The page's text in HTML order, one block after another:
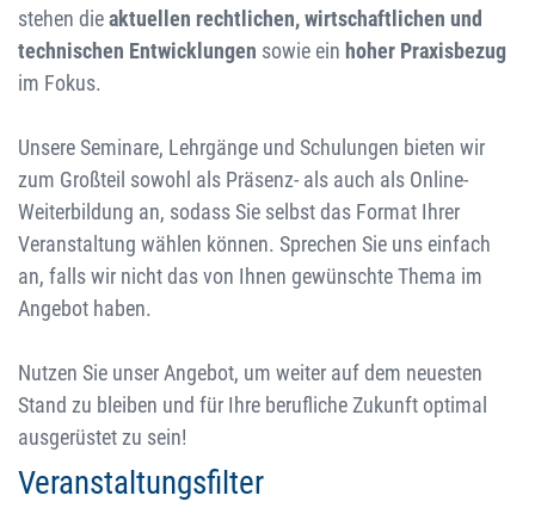
stehen dieaktuellen rechtlichen, wirtschaftlichen und
technischen Entwicklungen sowie ein hoher Praxisbezug
im Fokus.
Unsere Seminare, Lehrgänge und Schulungen bieten wir
zum Großteil sowohl als Präsenz- als auch als Online-
Weiterbildung an, sodass Sie selbst das Format Ihrer
Veranstaltung wählen können. Sprechen Sie uns einfach
an, falls wir nicht das von Ihnen gewünschte Thema im
Angebot haben.
Nutzen Sie unser Angebot, um weiter auf dem neuesten
Stand zu bleiben und für Ihre berufliche Zukunft optimal
ausgerüstet zu sein!
Veranstaltungsfilter